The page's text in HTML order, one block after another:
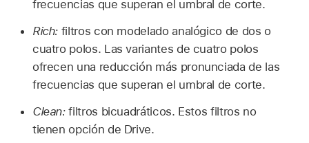
frecuencias que superan el umbral de corte.
Rich: filtros con modelado analógico de dos o
cuatro polos. Las variantes de cuatro polos
ofrecen una reducción más pronunciada de las
frecuencias que superan el umbral de corte.
Clean:filtros bicuadráticos. Estos filtros no
tienen opción de Drive.